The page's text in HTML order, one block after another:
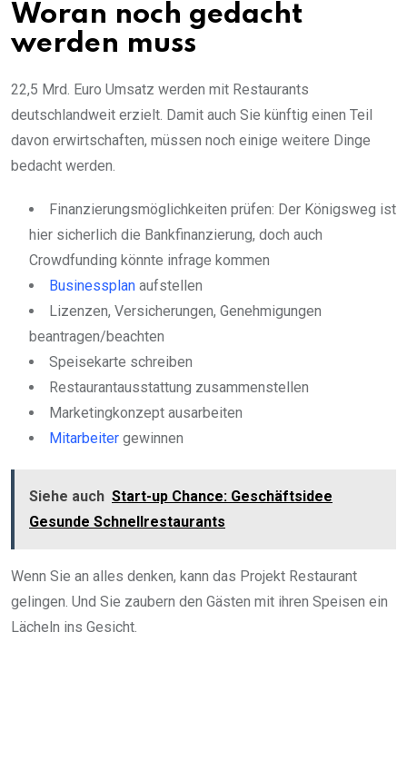
Woran noch gedacht
werden muss
22,5 Mrd. Euro Umsatz werden mit Restaurants
deutschlandweit erzielt. Damit auch Sie künftig einen Teil
davon erwirtschaften, müssen noch einige weitere Dinge
bedacht werden.
Finanzierungsmöglichkeiten prüfen: Der Königsweg ist
hier sicherlich die Bankfinanzierung, doch auch
Crowdfunding könnte infrage kommen
Businessplan aufstellen
Lizenzen, Versicherungen, Genehmigungen
beantragen/beachten
Speisekarte schreiben
Restaurantausstattung zusammenstellen
Marketingkonzept ausarbeiten
Mitarbeiter gewinnen
Siehe auch Start-up Chance: Geschäftsidee
Gesunde Schnellrestaurants
Wenn Sie an alles denken, kann das Projekt Restaurant
gelingen. Und Sie zaubern den Gästen mit ihren Speisen ein
Lächeln ins Gesicht.